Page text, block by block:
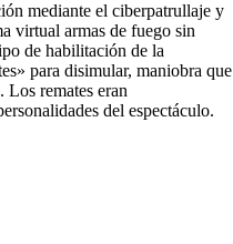
mediante el ciberpatrullaje y
virtual armas de fuego sin
de habilitación de la
para disimular, maniobra que
Los remates eran
del espectáculo.